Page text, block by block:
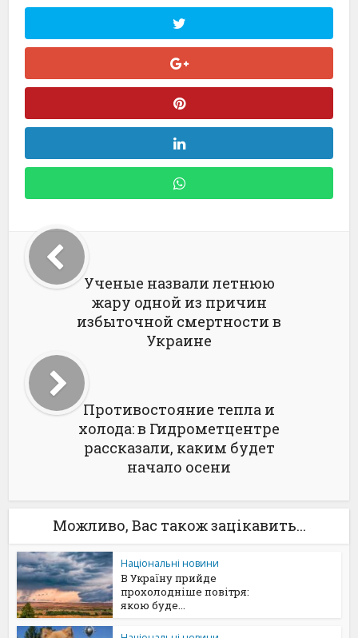
Ученые назвали летнюю
жару одной из причин
избыточной смертности в
Украине
Противостояние тепла и
холода: в Гидрометцентре
рассказали, каким будет
начало осени
Можливо, Вас також зацікавить...
Національні новини
В Україну прийде
прохолодніше повітря:
якою буде...